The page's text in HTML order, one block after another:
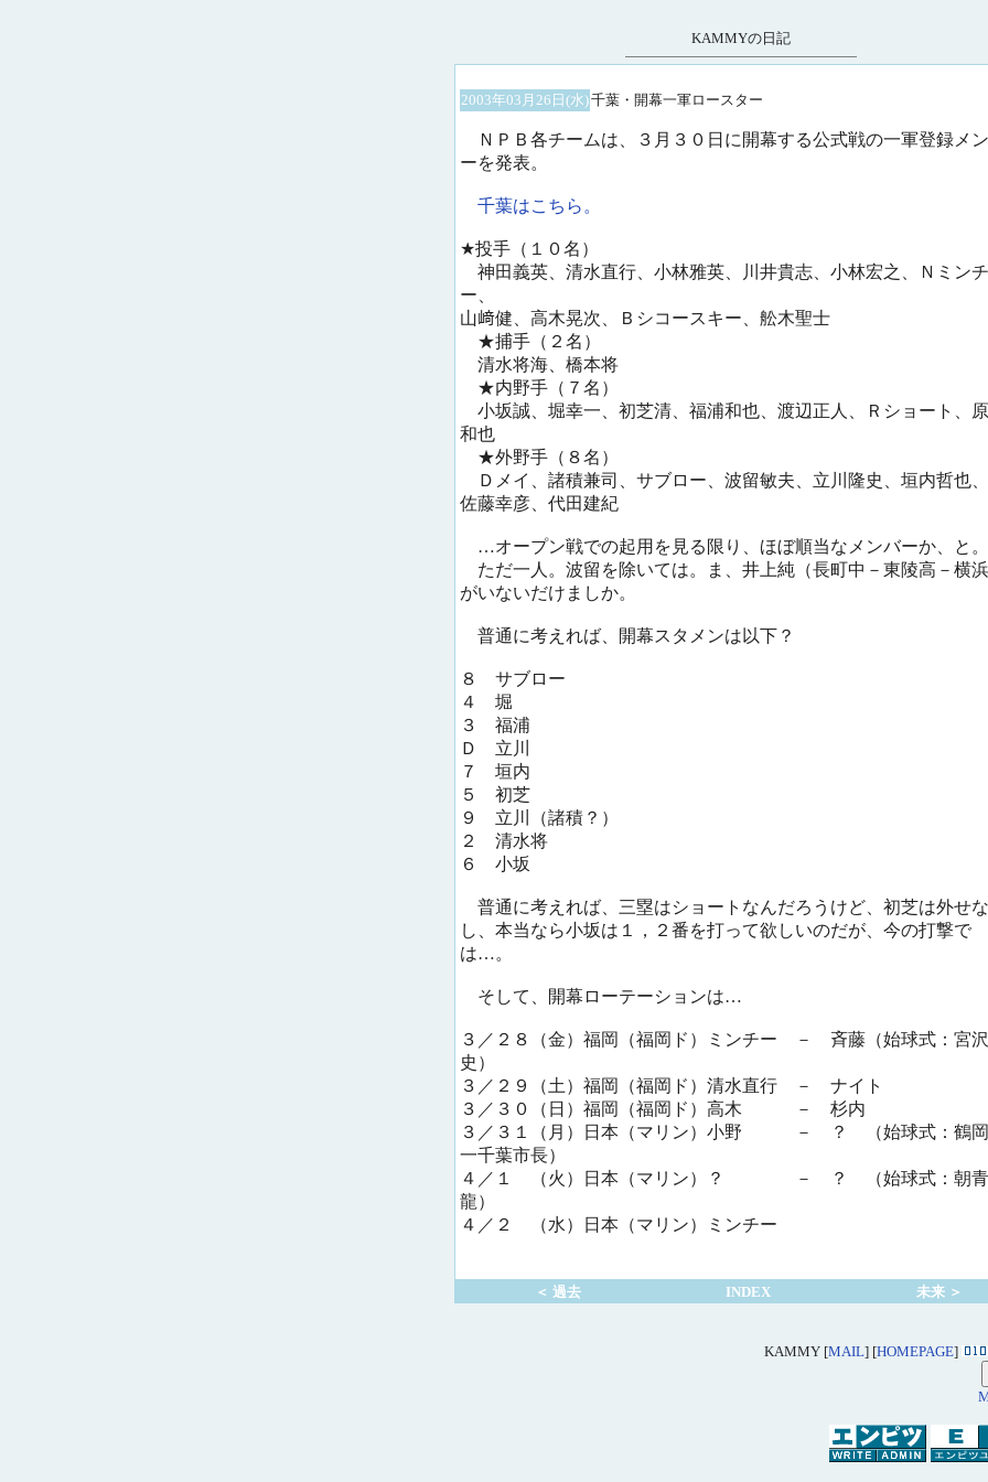
KAMMYの日記
2003年03月26日(水)千葉・開幕一軍ロースター
ＮＰＢ各チームは、３月３０日に開幕する公式戦の一軍登録メ
ーを発表。
千葉はこちら。
★投手（１０名）
神田義英、清水直行、小林雅英、川井貴志、小林宏之、Ｎミンチ
ー、
山﨑健、高木晃次、Ｂシコースキー、舩木聖士
★捕手（２名）
清水将海、橋本将
★内野手（７名）
小坂誠、堀幸一、初芝清、福浦和也、渡辺正人、Ｒショート、
和也
★外野手（８名）
Ｄメイ、諸積兼司、サブロー、波留敏夫、立川隆史、垣内哲也、
佐藤幸彦、代田建紀
…オープン戦での起用を見る限り、ほぼ順当なメンバーか、と。
ただ一人。波留を除いては。ま、井上純（長町中－東陵高－横浜
がいないだけましか。
普通に考えれば、開幕スタメンは以下？
８ サブロー
４ 堀
３ 福浦
Ｄ 立川
７ 垣内
５ 初芝
９ 立川（諸積？）
２ 清水将
６ 小坂
普通に考えれば、三塁はショートなんだろうけど、初芝は外せ
し、本当なら小坂は１，２番を打って欲しいのだが、今の打撃で
は…。
そして、開幕ローテーションは…
３／２８（金）福岡（福岡ド）ミンチー － 斉藤（始球式：宮
史）
３／２９（土）福岡（福岡ド）清水直行 － ナイト
３／３０（日）福岡（福岡ド）高木 － 杉内
３／３１（月）日本（マリン）小野 － ？ （始球式：鶴
一千葉市長）
４／１ （火）日本（マリン）？ － ？ （始球式：朝青
龍）
４／２ （水）日本（マリン）ミンチー
＜ 過去 INDEX 未来 ＞
KAMMY [MAIL] [HOMEPAGE]